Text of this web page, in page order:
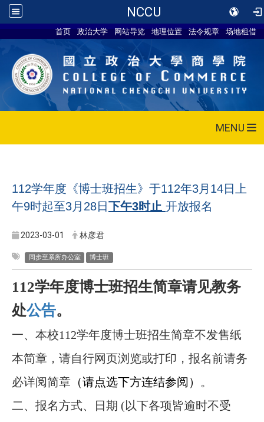
NCCU
首页 政治大学 网站导览 地理位置 法令规章 场地租借
MENU
112学年度《博士班招生》于112年3月14日上
午9时起至3月28日下午3时止 开放报名
2023-03-01 林彦君
同步至系所办公室 博士班
112学年度博士班招生简章请见教务
处公告。
一、本校112学年度博士班招生简章不发售纸
本简章，请自行网页浏览或打印，报名前请务
必详阅简章 （请点选下方连结参阅） 。
二、报名方式、日期 (以下各项皆逾时不受